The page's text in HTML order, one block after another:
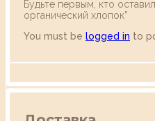
Будьте первым, кто
органический хлопок”
You must be logged in to